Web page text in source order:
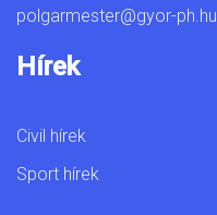
polgarmester@gyor-ph.hu
Hírek
Civil hírek
Sport hírek